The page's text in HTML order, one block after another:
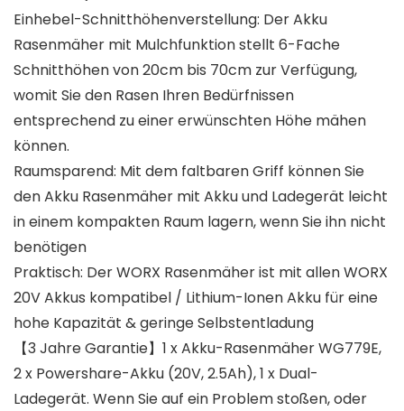
Einhebel-Schnitthöhenverstellung: Der Akku
Rasenmäher mit Mulchfunktion stellt 6-Fache
Schnitthöhen von 20cm bis 70cm zur Verfügung,
womit Sie den Rasen Ihren Bedürfnissen
entsprechend zu einer erwünschten Höhe mähen
können.
Raumsparend: Mit dem faltbaren Griff können Sie
den Akku Rasenmäher mit Akku und Ladegerät leicht
in einem kompakten Raum lagern, wenn Sie ihn nicht
benötigen
Praktisch: Der WORX Rasenmäher ist mit allen WORX
20V Akkus kompatibel / Lithium-Ionen Akku für eine
hohe Kapazität & geringe Selbstentladung
【3 Jahre Garantie】1 x Akku-Rasenmäher WG779E,
2 x Powershare-Akku (20V, 2.5Ah), 1 x Dual-
Ladegerät. Wenn Sie auf ein Problem stoßen, oder